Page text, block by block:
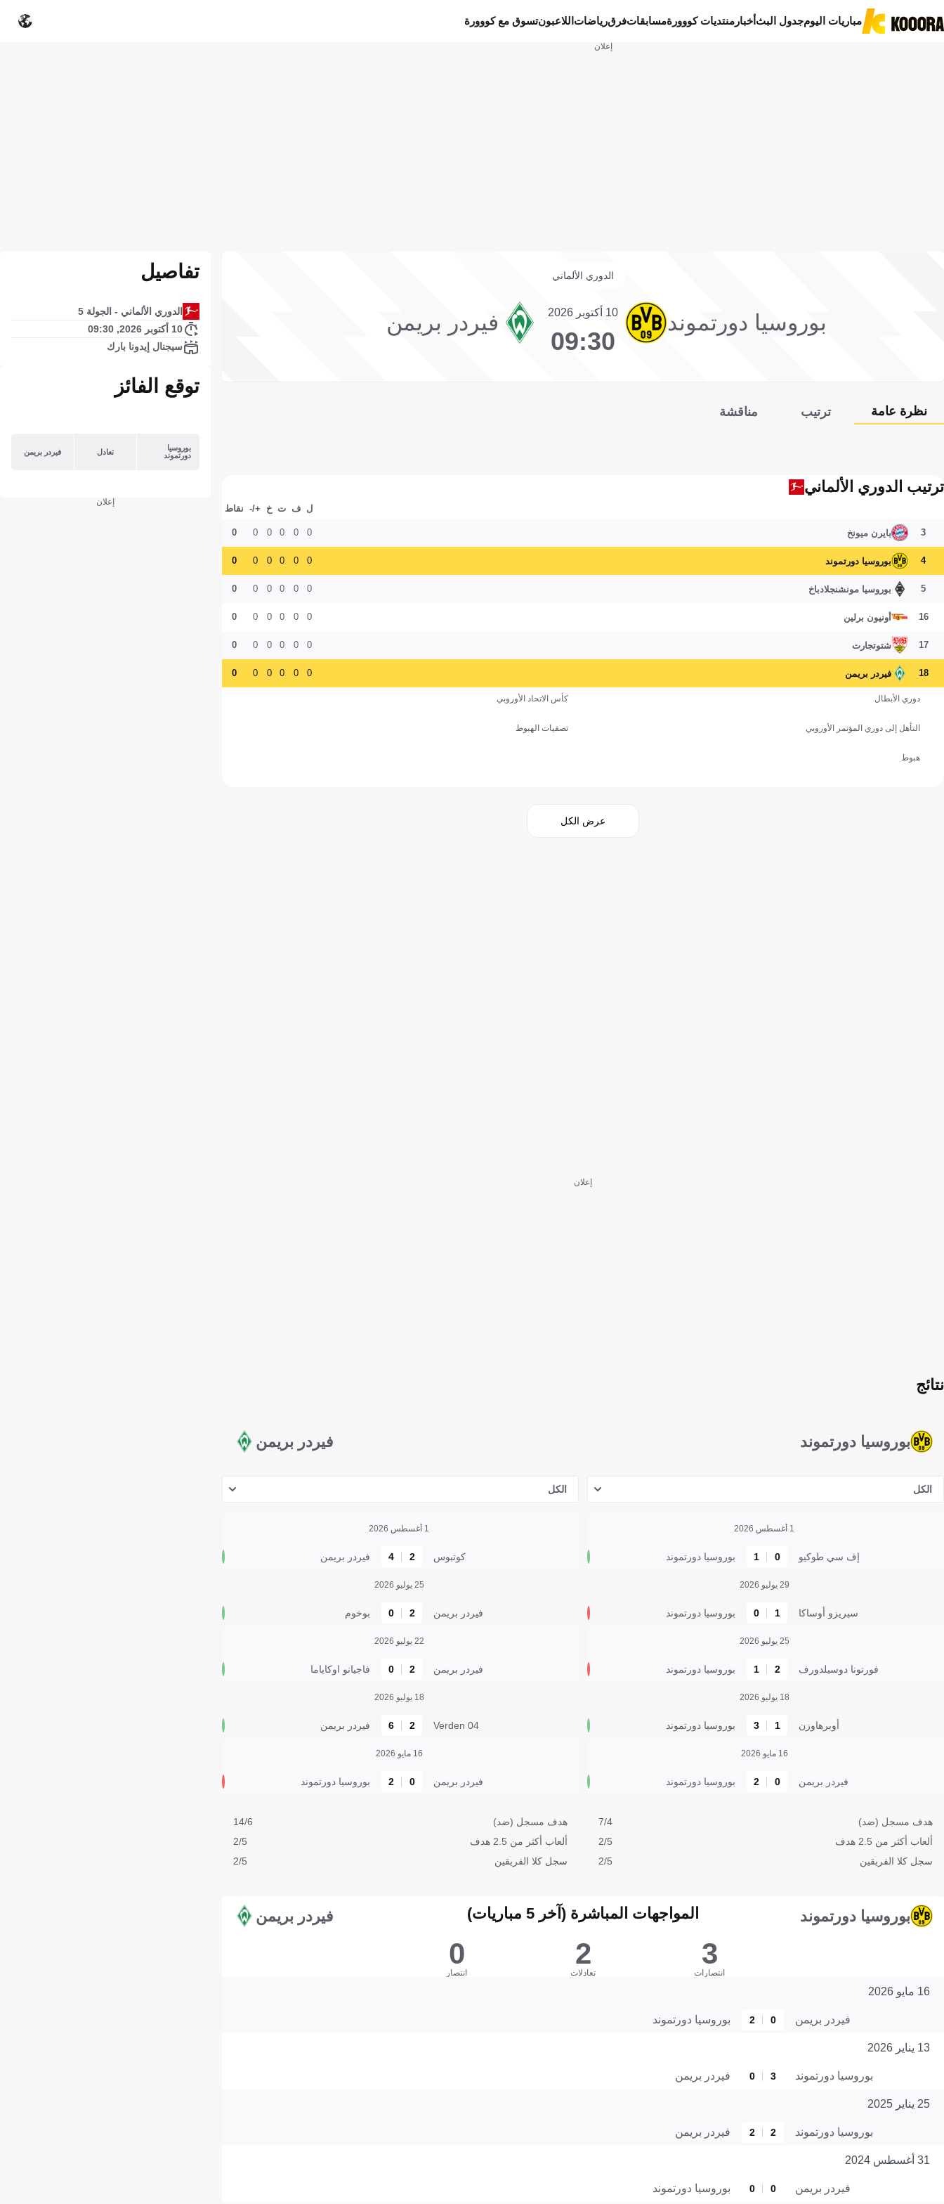
مباريات اليومجدول البثأخبار منتديات كووورةمسابقاتفرقرياضات اللاعبونتسوق مع كووورة
إعلان
الدوري الألماني
بوروسيا دورتموند 10 أكتوبر 2026
09:30
فيردر بريمن
نظرة عامة ترتيب مناقشة
ترتيب الدوري الألماني
ل ف ت خ +/- نقاط
3 بايرن ميونخ 0
0
0
0
0
0
4 بوروسيا دورتموند 0
0
0
0
0
0
5 بوروسيا مونشنجلادباخ 0
0
0
0
0
0
16 أونيون برلين 0
0
0
0
0
0
17 شتوتجارت 0
0
0
0
0
0
18 فيردر بريمن 0
0
0
0
0
0
دوري الأبطال كأس الاتحاد الأوروبي
التأهل إلى دوري المؤتمر الأوروبي تصفيات الهبوط
هبوط
عرض الكل
إعلان
بوروسيا دورتموند
نتائج
فيردر بريمن
الكل
1 أغسطس 2026
إف سي طوكيو 0
1 بوروسيا دورتموند
29 يوليو 2026
سيريزو أوساكا 1
0 بوروسيا دورتموند
25 يوليو 2026
فورتونا دوسيلدورف 2
1 بوروسيا دورتموند
18 يوليو 2026
أوبرهاوزن 1
3 بوروسيا دورتموند
16 مايو 2026
فيردر بريمن 0
2 بوروسيا دورتموند
هدف مسجل (ضد)
7/4
ألعاب أكثر من 2.5 هدف
2/5
سجل كلا الفريقين
2/5
الكل
1 أغسطس 2026
كوتبوس 2
4 فيردر بريمن
25 يوليو 2026
فيردر بريمن 2
0 بوخوم
22 يوليو 2026
فيردر بريمن 2
0 فاجيانو اوكاياما
18 يوليو 2026
Verden 04
2
6 فيردر بريمن
16 مايو 2026
فيردر بريمن 0
2 بوروسيا دورتموند
هدف مسجل (ضد)
14/6
ألعاب أكثر من 2.5 هدف
2/5
سجل كلا الفريقين
2/5
بوروسيا دورتموند المواجهات المباشرة (آخر 5 مباريات) فيردر بريمن
3
انتصارات
2
تعادلات
0
انتصار
16 مايو 2026
فيردر بريمن 0
2 بوروسيا دورتموند
13 يناير 2026
بوروسيا دورتموند 3
0 فيردر بريمن
25 يناير 2025
بوروسيا دورتموند 2
2 فيردر بريمن
31 أغسطس 2024
فيردر بريمن 0
0 بوروسيا دورتموند
تفاصيل
الدوري الألماني - الجولة 5
10 أكتوبر 2026, 09:30
سيجنال إيدونا بارك
توقع الفائز
بوروسيا
دورتموند
تعادل فيردر بريمن
إعلان